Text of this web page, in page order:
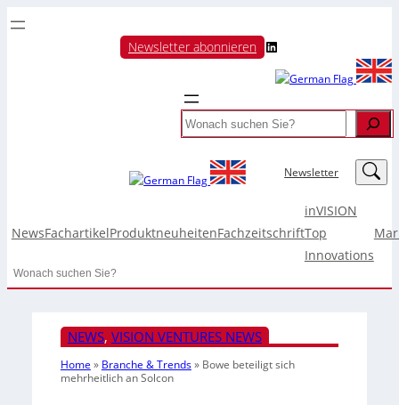
Newsletter abonnieren LinkedIn
Search
Newsletter LinkedIn
NewsFachartikelProduktneuheitenFachzeitschrift
inVISION
Top
Innovations
Search
NEWS, VISION VENTURES NEWS
Home » Branche & Trends» Bowe beteiligt sich
mehrheitlich an Solcon